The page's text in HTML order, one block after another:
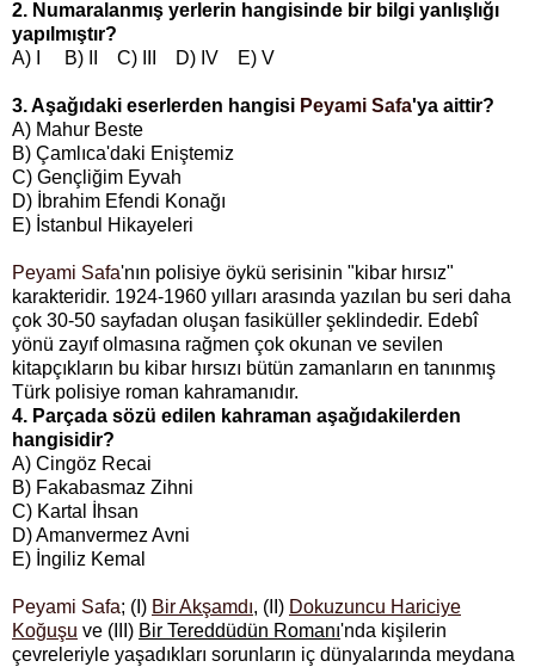
2. Numaralanmış yerlerin hangisinde bir bilgi yanlışlığı
yapılmıştır?
A) I B) II C) III D) IV E) V
3. Aşağıdaki eserlerden hangisi Peyami Safa'ya aittir?
A) Mahur Beste
B) Çamlıca'daki Eniştemiz
C) Gençliğim Eyvah
D) İbrahim Efendi Konağı
E) İstanbul Hikayeleri
Peyami Safa'nın polisiye öykü serisinin "kibar hırsız"
karakteridir. 1924-1960 yılları arasında yazılan bu seri daha
çok 30-50 sayfadan oluşan fasiküller şeklindedir. Edebî
yönü zayıf olmasına rağmen çok okunan ve sevilen
kitapçıkların bu kibar hırsızı bütün zamanların en tanınmış
Türk polisiye roman kahramanıdır.
4. Parçada sözü edilen kahraman aşağıdakilerden
hangisidir?
A) Cingöz Recai
B) Fakabasmaz Zihni
C) Kartal İhsan
D) Amanvermez Avni
E) İngiliz Kemal
Peyami Safa; (I) Bir Akşamdı, (II) Dokuzuncu Hariciye
Koğuşu ve (III) Bir Tereddüdün Romanı'nda kişilerin
çevreleriyle yaşadıkları sorunların iç dünyalarında meydana